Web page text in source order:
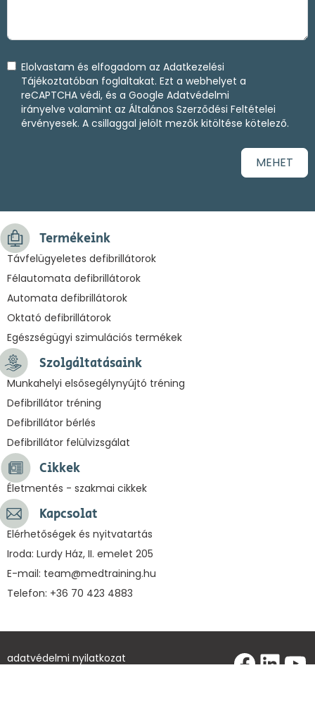
Elolvastam és elfogadom az Adatkezelési
Tájékoztatóban foglaltakat. Ezt a webhelyet a
reCAPTCHA védi, és a Google Adatvédelmi
irányelve valamint az Általános Szerződési Feltételei
érvényesek. A csillaggal jelölt mezők kitöltése kötelező.
MEHET
Termékeink
Távfelügyeletes defibrillátorok
Félautomata defibrillátorok
Automata defibrillátorok
Oktató defibrillátorok
Egészségügyi szimulációs termékek
Szolgáltatásaink
Munkahelyi elsősegélynyújtó tréning
Defibrillátor tréning
Defibrillátor bérlés
Defibrillátor felülvizsgálat
Cikkek
Életmentés - szakmai cikkek
Kapcsolat
Elérhetőségek és nyitvatartás
Iroda: Lurdy Ház, II. emelet 205
E-mail: team@medtraining.hu
Telefon: +36 70 423 4883
adatvédelmi nyilatkozat